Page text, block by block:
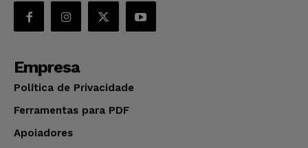
Empresa
Política de Privacidade
Ferramentas para PDF
Apoiadores